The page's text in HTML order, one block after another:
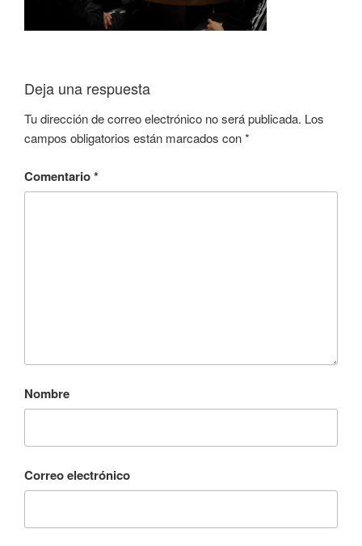
Deja una respuesta
Tu dirección de correo electrónico no será publicada. Los
campos obligatorios están marcados con*
Comentario*
Nombre
Correo electrónico